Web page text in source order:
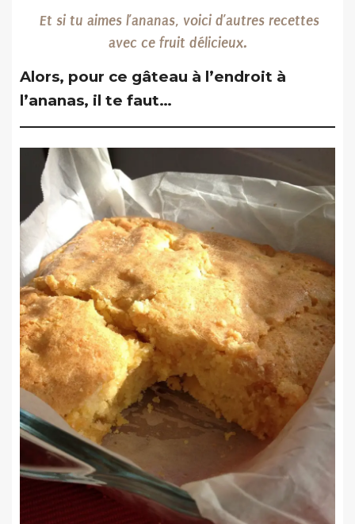
Et si tu aimes l’ananas, voici d’autres recettes
avec ce fruit délicieux.
Alors, pour ce gâteau à l’endroit à
l’ananas, il te faut…